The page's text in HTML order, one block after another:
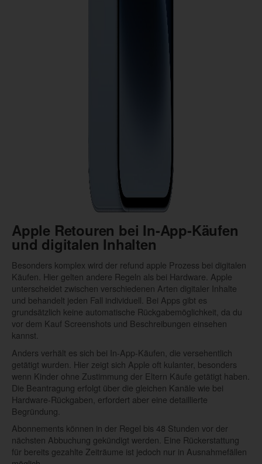
Apple Retouren bei In-App-Käufen
und digitalen Inhalten
Besonders komplex wird der refund apple Prozess bei digitalen
Käufen. Hier gelten andere Regeln als bei Hardware. Apple
unterscheidet zwischen verschiedenen Arten digitaler Inhalte
und behandelt jeden Fall individuell. Bei Apps gibt es
grundsätzlich keine automatische Rückgabemöglichkeit, da du
vor dem Kauf Screenshots und Beschreibungen einsehen
kannst.
Anders verhält es sich bei In-App-Käufen, die versehentlich
getätigt wurden. Hier zeigt sich Apple oft kulanter, besonders
wenn Kinder ohne Zustimmung der Eltern Käufe getätigt haben.
Die Beantragung erfolgt über die gleichen Kanäle wie bei
Hardware-Rückgaben, erfordert aber eine detaillierte
Begründung.
Abonnements können in der Regel bis 48 Stunden vor der
nächsten Abbuchung gekündigt werden. Eine Rückerstattung
für bereits gezahlte Zeiträume ist jedoch nur in Ausnahmefällen